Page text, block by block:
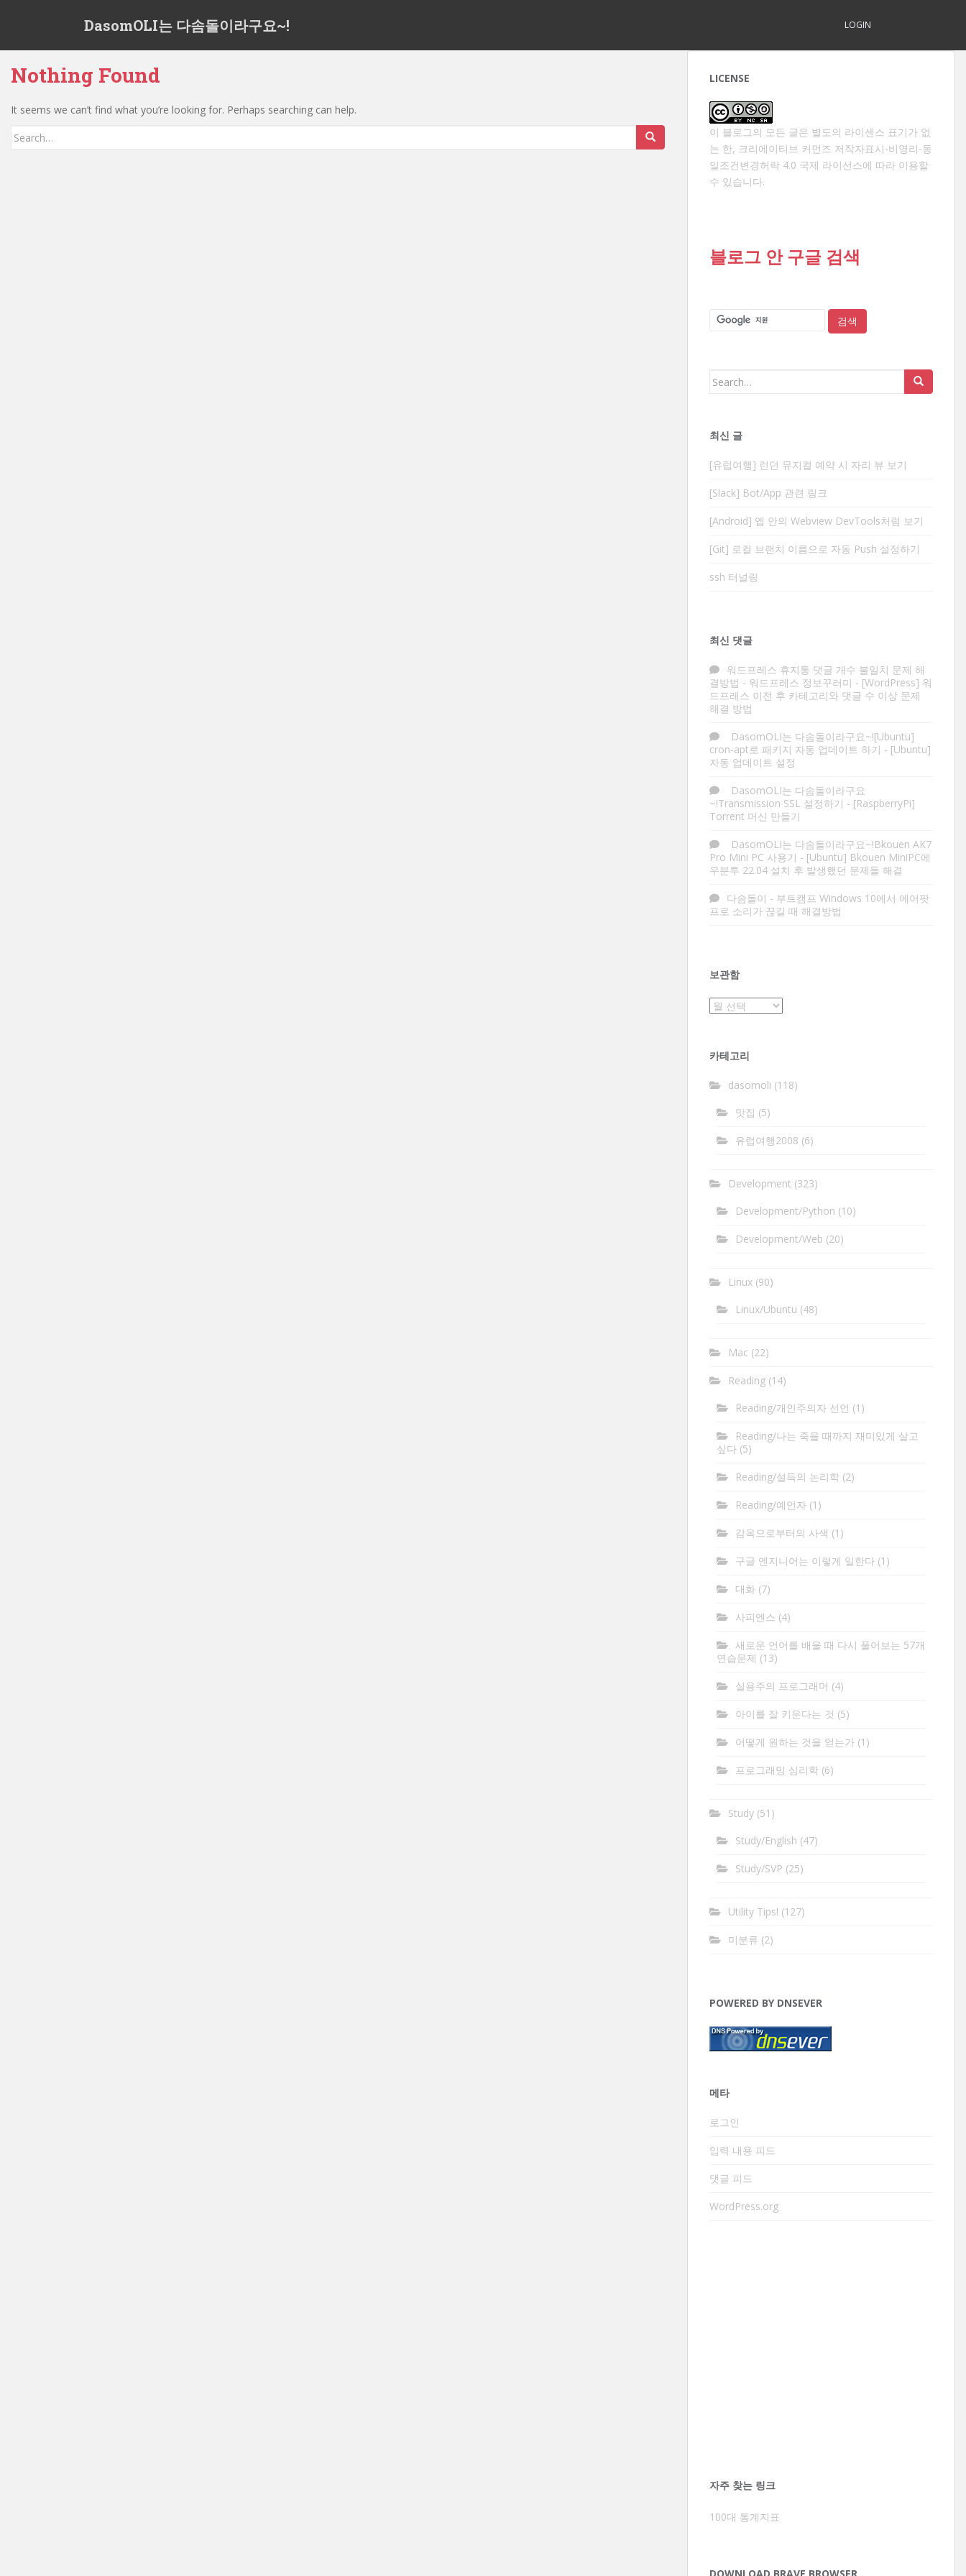
DasomOLI는 다솜돌이라구요~! LOGIN
Nothing Found
It seems we can’t find what you’re looking for. Perhaps searching can help.
Search
LICENSE
이 블로그의 모든 글은 별도의 라이센스 표기가 없
는 한, 크리에이티브 커먼즈 저작자표시-비영리-동
일조건변경허락 4.0 국제 라이선스에 따라 이용할
수 있습니다.
블로그 안 구글 검색
Search
최신 글
[유럽여행] 런던 뮤지컬 예약 시 자리 뷰 보기
[Slack] Bot/App 관련 링크
[Android] 앱 안의 Webview DevTools처럼 보기
[Git] 로컬 브랜치 이름으로 자동 Push 설정하기
ssh 터널링
최신 댓글
워드프레스 휴지통 댓글 개수 불일치 문제 해
결방법 - 워드프레스 정보꾸러미 - [WordPress] 워
드프레스 이전 후 카테고리와 댓글 수 이상 문제
해결 방법
DasomOLI는 다솜돌이라구요~![Ubuntu]
cron-apt로 패키지 자동 업데이트 하기 - [Ubuntu]
자동 업데이트 설정
DasomOLI는 다솜돌이라구요
~!Transmission SSL 설정하기 - [RaspberryPi]
Torrent 머신 만들기
DasomOLI는 다솜돌이라구요~!Bkouen AK7
Pro Mini PC 사용기 - [Ubuntu] Bkouen MiniPC에
우분투 22.04 설치 후 발생했던 문제들 해결
다솜돌이 - 부트캠프 Windows 10에서 에어팟
프로 소리가 끊길 때 해결방법
보관함
보
카테고리
dasomoli (118)
맛집 (5)
유럽여행2008 (6)
Development (323)
Development/Python (10)
Development/Web (20)
Linux(90)
Linux/Ubuntu (48)
Mac (22)
Reading(14)
Reading/개인주의자 선언 (1)
Reading/나는 죽을 때까지 재미있게 살고
싶다(5)
Reading/설득의 논리학(2)
Reading/예언자(1)
감옥으로부터의 사색 (1)
구글 엔지니어는 이렇게 일한다(1)
대화(7)
사피엔스 (4)
새로운 언어를 배울 때 다시 풀어보는 57개
연습문제 (13)
실용주의 프로그래머 (4)
아이를 잘 키운다는 것 (5)
어떻게 원하는 것을 얻는가(1)
프로그래밍 심리학(6)
Study(51)
Study/English (47)
Study/SVP (25)
Utility Tips! (127)
미분류 (2)
POWERED BY DNSEVER
메타
로그인
입력 내용 피드
댓글 피드
WordPress.org
자주 찾는 링크
100대 통계지표